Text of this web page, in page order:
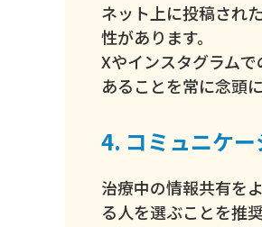
ネット上に投稿され
性があります。
Xやインスタグラム
あることを常に念頭
4. コミュニケ
治療中の情報共有を
る人を選ぶことを推